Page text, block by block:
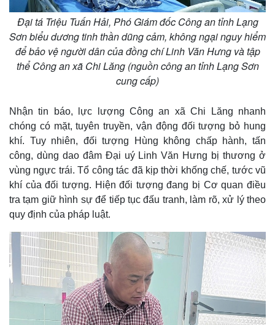
Đại tá Triệu Tuấn Hải, Phó Giám đốc Công an tỉnh Lạng
Sơn biểu dương tinh thần dũng cảm, không ngại nguy hiểm
để bảo vệ người dân của đồng chí Linh Văn Hưng và tập
thể Công an xã Chi Lăng (nguồn công an tỉnh Lạng Sơn
cung cấp)
Nhận tin báo, lực lượng Công an xã Chi Lăng nhanh
chóng có mặt, tuyên truyền, vận động đối tượng bỏ hung
khí. Tuy nhiên, đối tượng Hùng không chấp hành, tấn
công, dùng dao đâm Đại uý Linh Văn Hưng bị thương ở
vùng ngực trái. Tổ công tác đã kịp thời khống chế, tước vũ
khí của đối tượng. Hiện đối tượng đang bị Cơ quan điều
tra tạm giữ hình sự để tiếp tục đấu tranh, làm rõ, xử lý theo
quy định của pháp luật.